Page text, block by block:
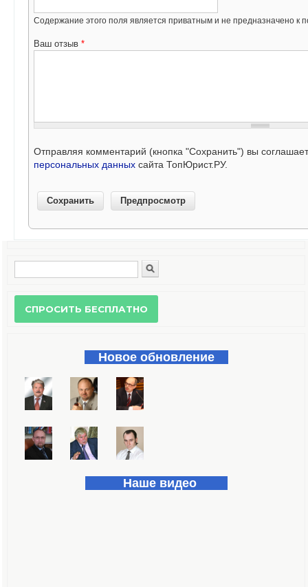
Содержание этого поля является приватным и не предназначено к
Ваш отзыв *
Отправляя комментарий (кнопка "Сохранить") вы
персональных данных сайта ТопЮрист.РУ.
Форма поиска
Новое обновление
Наше видео